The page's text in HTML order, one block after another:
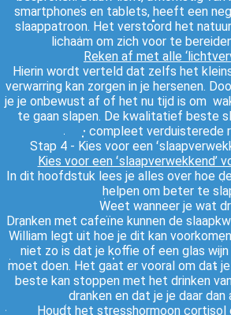
smartphones en tablets, heeft een
slaappatroon. Het verstoord het
lichaam om zich voor te
Reken af met alle
Hierin wordt verteld dat zelfs het
verwarring kan zorgen in je hersenen.
je je onbewust af of het nu tijd is om
te gaan slapen. De kwalitatief beste
compleet verduisterede
Stap 4 - Kies voor een
Kies voor een ʻslaapverwekkend’
In dit hoofdstuk lees je alles over hoe
helpen om beter te
Weet wanneer je wat
Dranken met cafeïne kunnen de
William legt uit hoe je dit kan
niet zo is dat je koffie of een glas wijn
moet doen. Het gaat er vooral om dat
beste kan stoppen met het drinken
dranken en dat je je daar dan
Houdt het stresshormoon cortisol